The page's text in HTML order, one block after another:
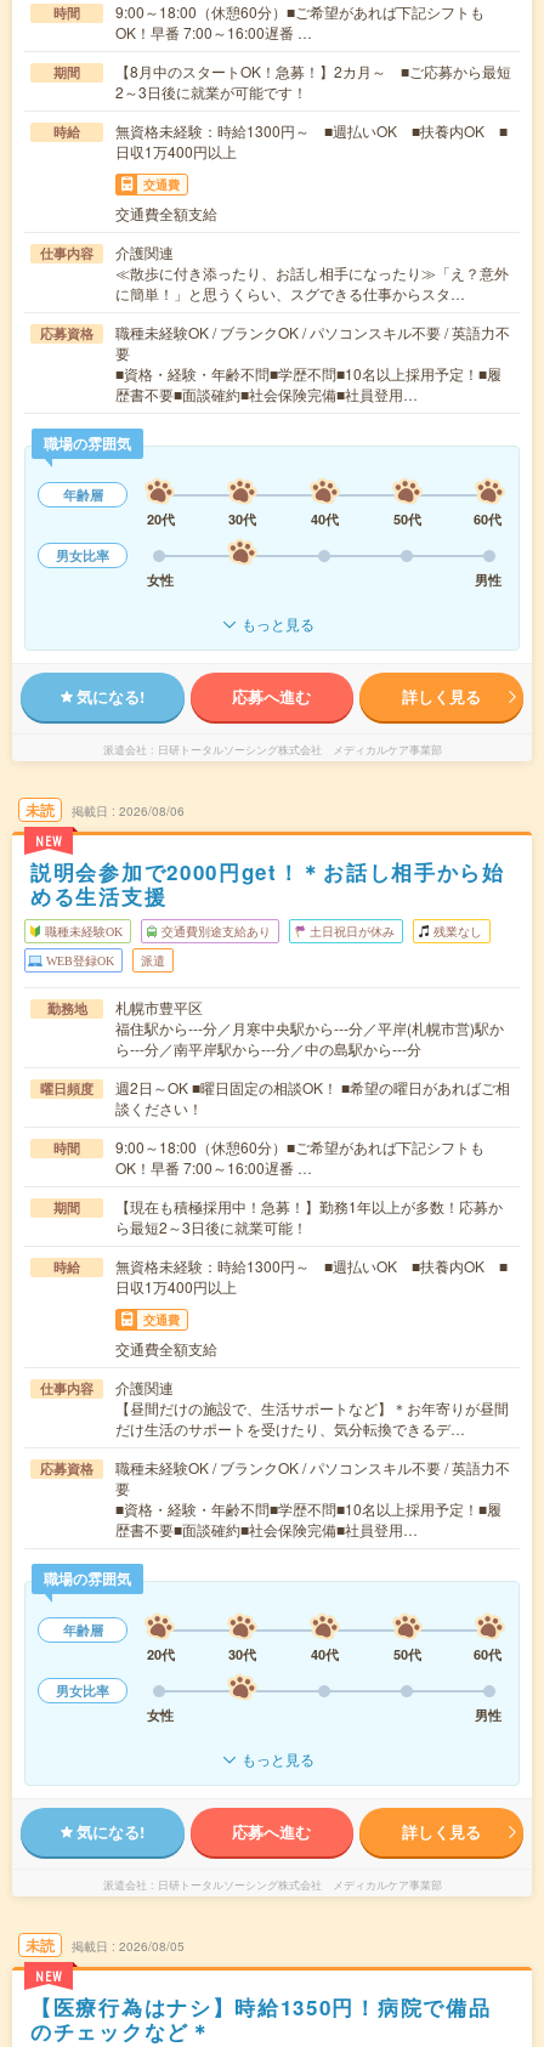
時間
9:00～18:00（休憩60分）■ご希望があれば下記シフトも
OK！早番 7:00～16:00遅番 …
期間
【8月中のスタートOK！急募！】2カ月～ ■ご応募から最短
2～3日後に就業が可能です！
時給
無資格未経験：時給1300円～ ■週払いOK ■扶養内OK ■
日収1万400円以上
交通費
交通費全額支給
仕事内容
介護関連
≪散歩に付き添ったり、お話し相手になったり≫「え？意外
に簡単！」と思うくらい、スグできる仕事からスタ…
応募資格
職種未経験OK / ブランクOK / パソコンスキル不要 / 英語力不
要
■資格・経験・年齢不問■学歴不問■10名以上採用予定！■履
歴書不要■面談確約■社会保険完備■社員登用…
職場の雰囲気
年齢層
20代
30代 40代 50代
60代
男女比率
女性
男性
もっと見る
気になる! 応募へ進む 詳しく見る
派遣会社 日研トータルソーシング株式会社 メディカルケア事業部
未読
NEW
掲載日 2026/08/06
説明会参加で2000円get！＊お話し相手から始
める生活支援
職種未経験OK 交通費別途支給あり 土日祝日が休み 残業なし
WEB登録OK 派遣
勤務地
札幌市豊平区
福住駅から---分／月寒中央駅から---分／平岸(札幌市営)駅か
ら---分／南平岸駅から---分／中の島駅から---分
曜日頻度
週2日～OK ■曜日固定の相談OK！ ■希望の曜日があればご相
談ください！
時間
9:00～18:00（休憩60分）■ご希望があれば下記シフトも
OK！早番 7:00～16:00遅番 …
期間
【現在も積極採用中！急募！】勤務1年以上が多数！応募か
ら最短2～3日後に就業可能！
時給
無資格未経験：時給1300円～ ■週払いOK ■扶養内OK ■
日収1万400円以上
交通費
交通費全額支給
仕事内容
介護関連
【昼間だけの施設で、生活サポートなど】＊お年寄りが昼間
だけ生活のサポートを受けたり、気分転換できるデ…
応募資格
職種未経験OK / ブランクOK / パソコンスキル不要 / 英語力不
要
■資格・経験・年齢不問■学歴不問■10名以上採用予定！■履
歴書不要■面談確約■社会保険完備■社員登用…
職場の雰囲気
年齢層
20代
30代 40代 50代
60代
男女比率
女性
男性
もっと見る
気になる! 応募へ進む 詳しく見る
派遣会社 日研トータルソーシング株式会社 メディカルケア事業部
未読
NEW
掲載日 2026/08/05
【医療行為はナシ】時給1350円！病院で備品
のチェックなど＊